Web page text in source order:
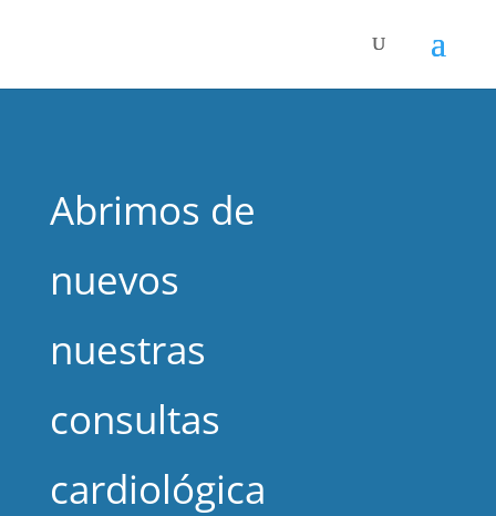
Abrimos de
nuevos
nuestras
consultas
cardiológica